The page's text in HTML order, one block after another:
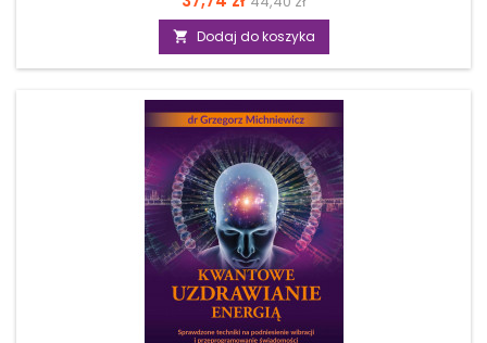
życiowymi sytuacjami i wyzwaniami oraz doświadczyć pełnej
radości i osobistego spełnienia. Kluczem do tego jest pole
serca, które jest portalem do wewnętrznej mocy oraz
osobistej i globalnej przemiany. Nauczysz się szybko w nie
podstawowa
 Dodaj do koszyka